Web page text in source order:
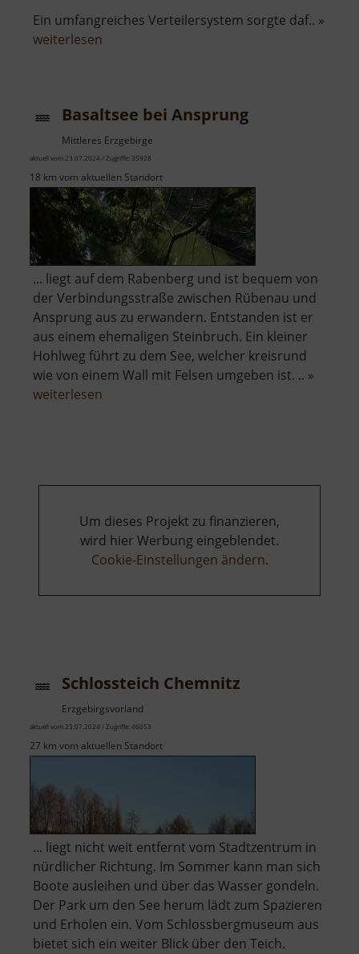
Ein umfangreiches Verteilersystem sorgte daf.. »
weiterlesen
Basaltsee bei Ansprung
Mittleres Erzgebirge
aktuell vom 23.07.2024 / Zugriffe: 35928
18 km vom aktuellen Standort
... liegt auf dem Rabenberg und ist bequem von
der Verbindungsstraße zwischen Rübenau und
Ansprung aus zu erwandern. Entstanden ist er
aus einem ehemaligen Steinbruch. Ein kleiner
Hohlweg führt zu dem See, welcher kreisrund
wie von einem Wall mit Felsen umgeben ist. .. »
weiterlesen
Um dieses Projekt zu finanzieren,
wird hier Werbung eingeblendet.
Cookie-Einstellungen ändern.
Schlossteich Chemnitz
Erzgebirgsvorland
aktuell vom 23.07.2024 / Zugriffe: 46053
27 km vom aktuellen Standort
... liegt nicht weit entfernt vom Stadtzentrum in
nürdlicher Richtung. Im Sommer kann man sich
Boote ausleihen und über das Wasser gondeln.
Der Park um den See herum lädt zum Spazieren
und Erholen ein. Vom Schlossbergmuseum aus
bietet sich ein weiter Blick über den Teich.